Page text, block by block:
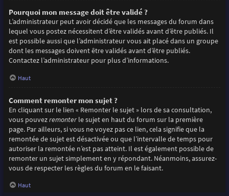
Pourquoi mon message doit être validé ?
L’administrateur peut avoir décidé que les messages du forum dans
lequel vous postez nécessitent d’être validés avant d’être publiés. Il
est possible aussi que l’administrateur vous ait placé dans un groupe
dont les messages doivent être validés avant d’être publiés.
Contactez l’administrateur pour plus d’informations.
Haut
Comment remonter mon sujet ?
En cliquant sur le lien « Remonter le sujet » lors de sa consultation,
vous pouvezremonterle sujet en haut du forum sur la première
page. Par ailleurs, si vous ne voyez pas ce lien, cela signifie que la
remontée de sujet est désactivée ou que l’intervalle de temps pour
autoriser la remontée n’est pas atteint. Il est également possible de
remonter un sujet simplement en y répondant. Néanmoins, assurez-
vous de respecter les règles du forum en le faisant.
Haut